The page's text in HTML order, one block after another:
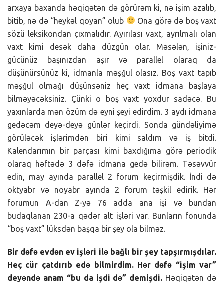
arxaya baxanda həqiqətən də görürəm ki, nə işim azalıb,
bitib, nə də “heykəl qoyan” olub
Ona görə də boş vaxt
sözü leksikondan çıxmalıdır. Ayırılası vaxt, ayrılmalı olan
vaxt kimi desək daha düzgün olar. Məsələn, işiniz-
gücünüz başınızdan aşır və parallel olaraq da
düşünürsünüz ki, idmanla məşğul olasız. Boş vaxt tapıb
məşğul olmağı düşünsəniz heç vaxt idmana başlaya
bilməyəcəksiniz. Çünki o boş vaxt yoxdur sadəcə. Bu
yaxınlarda mən özüm də eyni şeyi edirdim. 3 aydı idmana
gedəcəm deyə-deyə günlər keçirdi. Sonda gündəliyimə
görüləcək işlərimdən biri kimi saldım və iş bitdi.
Kalendarımın bir parçası kimi baxdığıma görə periodik
olaraq həftədə 3 dəfə idmana gedə bilirəm. Təsəvvür
edin, may ayında parallel 2 forum keçirmişdik. İndi də
oktyabr və noyabr ayında 2 forum təşkil edirik. Hər
forumun A-dan Z-yə 76 adda ana işi və bundan
budaqlanan 230-a qədər alt işləri var. Bunların fonunda
“boş vaxt” lüksdən başqa bir şey ola bilməz.
Bir dəfə evdən ev işləri ilə bağlı bir şey tapşırmışdılar.
Heç cür çatdırıb edə bilmirdim. Hər dəfə “işim var”
deyəndə anam “bu da işdi də” demişdi. Həqiqətən də